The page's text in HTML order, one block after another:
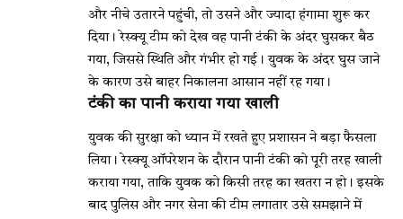
और नीचे उतारने पहुंची, तो उसने और ज्यादा हंगामा शुरू कर
दिया। रेस्क्यू टीम को देख वह पानी टंकी के अंदर घुसकर बैठ
गया, जिससे स्थिति और गंभीर हो गई। युवक के अंदर घुस जाने
के कारण उसे बाहर निकालना आसान नहीं रह गया।
टंकी का पानी कराया गया खाली
युवक की सुरक्षा को ध्यान में रखते हुए प्रशासन ने बड़ा फैसला
लिया। रेस्क्यू ऑपरेशन के दौरान पानी टंकी को पूरी तरह खाली
कराया गया, ताकि युवक को किसी तरह का खतरा न हो। इसके
बाद पुलिस और नगर सेना की टीम लगातार उसे समझाने में